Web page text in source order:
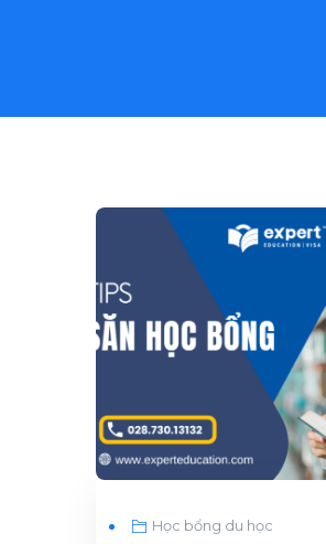
Học bổng du học